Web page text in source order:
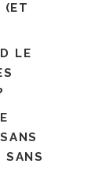
(ET
LE
SANS